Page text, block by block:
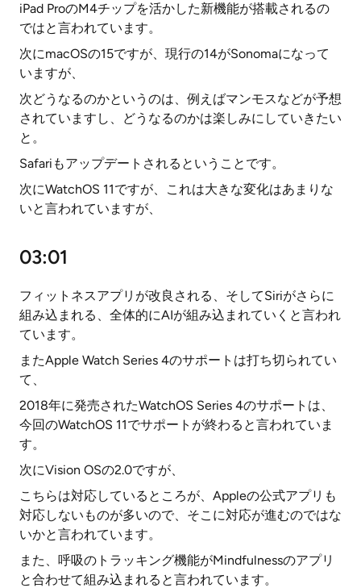
iPad ProのM4チップを活かした新機能が搭載されるの
ではと言われています。
次にmacOSの15ですが、現行の14がSonomaになって
いますが、
次どうなるのかというのは、例えばマンモスなどが予想
されていますし、どうなるのかは楽しみにしていきたい
と。
Safariもアップデートされるということです。
次にWatchOS 11ですが、これは大きな変化はあまりな
いと言われていますが、
03:01
フィットネスアプリが改良される、そしてSiriがさらに
組み込まれる、全体的にAIが組み込まれていくと言われ
ています。
またApple Watch Series 4のサポートは打ち切られてい
て、
2018年に発売されたWatchOS Series 4のサポートは、
今回のWatchOS 11でサポートが終わると言われていま
す。
次にVision OSの2.0ですが、
こちらは対応しているところが、Appleの公式アプリも
対応しないものが多いので、そこに対応が進むのではな
いかと言われています。
また、呼吸のトラッキング機能がMindfulnessのアプリ
と合わせて組み込まれると言われています。